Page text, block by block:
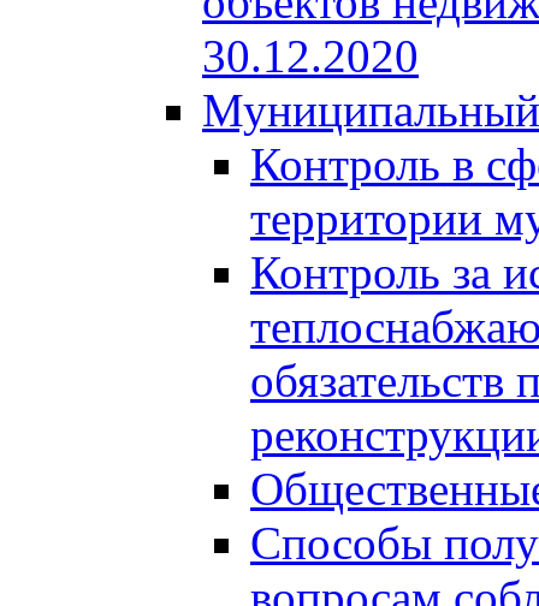
30.12.2020
Муниципальный
Контроль в
территории
Контроль за
обязательств
Способы